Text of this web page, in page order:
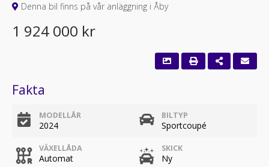
Denna bil finns på vår anläggning i Åby
1 924 000 kr
Fakta
MODELLÅR
2024
BILTYP
Sportcoupé
VÄXELLÅDA
Automat
SKICK
Ny